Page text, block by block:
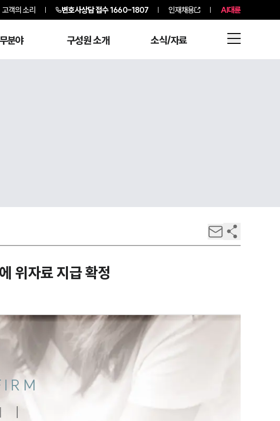
고객의 소리 변호사상담 접수1660-1807 인재채용 AI대륜
분야 구성원 소개 소식/자료
위자료 지급 확정